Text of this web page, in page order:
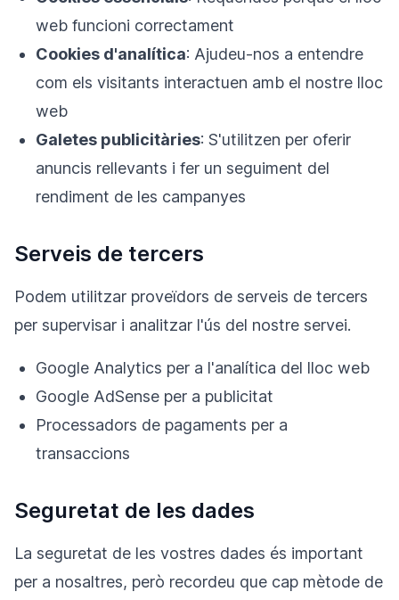
web funcioni correctament
Cookies d'analítica: Ajudeu-nos a entendre
com els visitants interactuen amb el nostre lloc
web
Galetes publicitàries: S'utilitzen per oferir
anuncis rellevants i fer un seguiment del
rendiment de les campanyes
Serveis de tercers
Podem utilitzar proveïdors de serveis de tercers
per supervisar i analitzar l'ús del nostre servei.
Google Analytics per a l'analítica del lloc web
Google AdSense per a publicitat
Processadors de pagaments per a
transaccions
Seguretat de les dades
La seguretat de les vostres dades és important
per a nosaltres, però recordeu que cap mètode de